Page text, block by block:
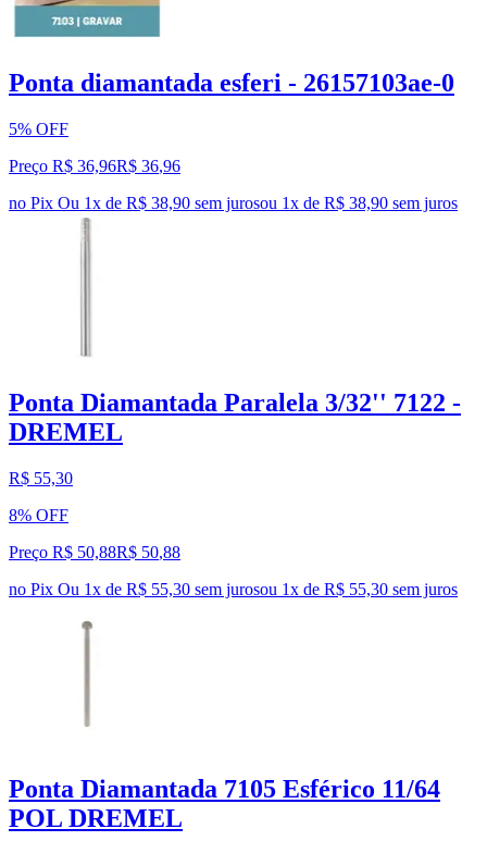
Ponta diamantada esferi - 26157103ae-0
5% OFF
Preço R$ 36,96R$ 36,96
no Pix Ou 1x de R$ 38,90 sem jurosou 1x de R$ 38,90 sem juros
Ponta Diamantada Paralela 3/32'' 7122 -
DREMEL
R$ 55,30
8% OFF
Preço R$ 50,88R$ 50,88
no Pix Ou 1x de R$ 55,30 sem jurosou 1x de R$ 55,30 sem juros
Ponta Diamantada 7105 Esférico 11/64
POL DREMEL